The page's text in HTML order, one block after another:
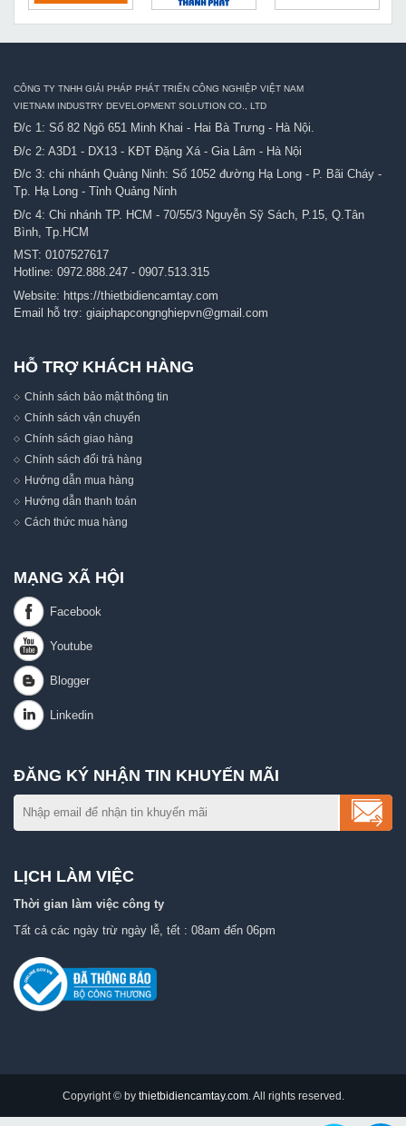
CÔNG TY TNHH GIẢI PHÁP PHÁT TRIỂN CÔNG NGHIỆP VIỆT NAM
VIETNAM INDUSTRY DEVELOPMENT SOLUTION CO., LTD
Đ/c 1: Số 82 Ngõ 651 Minh Khai - Hai Bà Trưng - Hà Nội.
Đ/c 2: A3D1 - DX13 - KĐT Đặng Xá - Gia Lâm - Hà Nội
Đ/c 3: chi nhánh Quảng Ninh: Số 1052 đường Hạ Long - P. Bãi Cháy -
Tp. Hạ Long - Tỉnh Quảng Ninh
Đ/c 4: Chi nhánh TP. HCM - 70/55/3 Nguyễn Sỹ Sách, P.15, Q.Tân
Bình, Tp.HCM
MST: 0107527617
Hotline: 0972.888.247 - 0907.513.315
Website: https://thietbidiencamtay.com
Email hỗ trợ: giaiphapcongnghiepvn@gmail.com
HỖ TRỢ KHÁCH HÀNG
Chính sách bảo mật thông tin
Chính sách vận chuyển
Chính sách giao hàng
Chính sách đổi trả hàng
Hướng dẫn mua hàng
Hướng dẫn thanh toán
Cách thức mua hàng
MẠNG XÃ HỘI
ĐĂNG KÝ NHẬN TIN KHUYẾN MÃI
LỊCH LÀM VIỆC
Thời gian làm việc công ty
Tất cả các ngày trừ ngày lễ, tết : 08am đến 06pm
Copyright © by thietbidiencamtay.com. All rights reserved.